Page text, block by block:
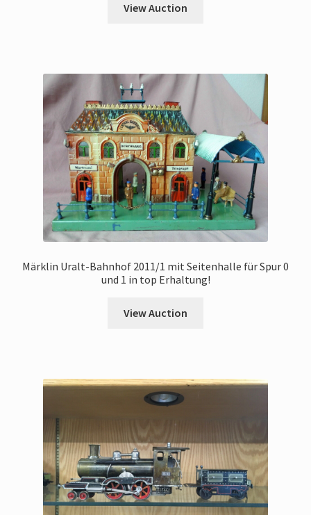
View Auction
Märklin Uralt-Bahnhof 2011/1 mit Seitenhalle für Spur 0
und 1 in top Erhaltung!
View Auction